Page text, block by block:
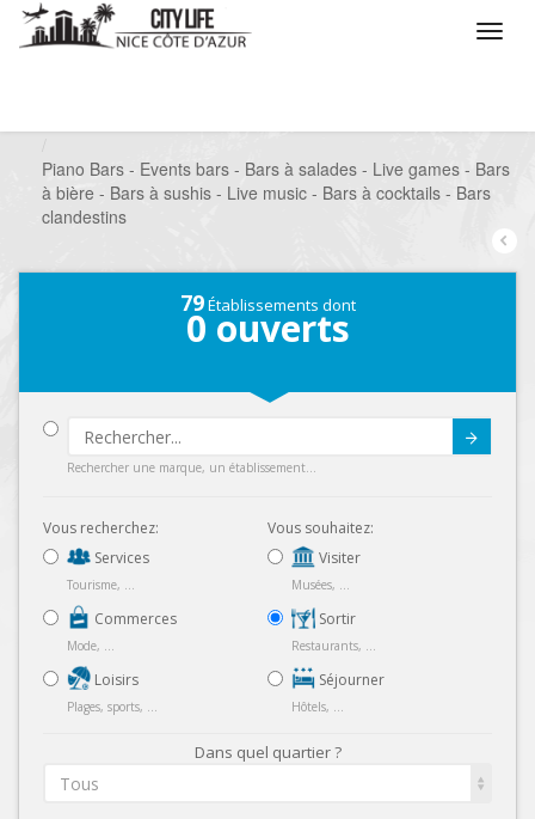
Piano Bars - Events bars - Bars à salades - Live games - Bars
à bière - Bars à sushis - Live music - Bars à cocktails - Bars
clandestins
79Établissements dont
0 ouverts
Rechercher une marque, un établissement...
Vous recherchez:
Services
Tourisme, ...
Commerces
Mode, ...
Loisirs
Plages, sports, ...
Vous souhaitez:
Visiter
Musées, ...
Sortir
Restaurants, ...
Séjourner
Hôtels, ...
Dans quel quartier ?
Tous